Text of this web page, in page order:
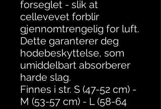
forseglet - slik at
cellevevet forblir
gjennomtrengelig for luft.
Dette garanterer deg
hodebeskyttelse, som
umiddelbart absorberer
harde slag.
Finnes i str. S (47-52 cm) -
M (53-57 cm) - L (58-64